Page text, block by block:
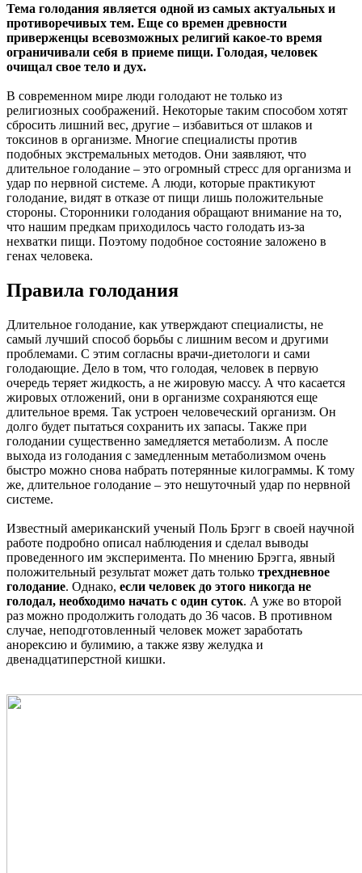
Тема голодания является одной из самых актуальных и
противоречивых тем. Еще со времен древности
приверженцы всевозможных религий какое-то время
ограничивали себя в приеме пищи. Голодая, человек
очищал свое тело и дух.
В современном мире люди голодают не только из
религиозных соображений. Некоторые таким способом хотят
сбросить лишний вес, другие – избавиться от шлаков и
токсинов в организме. Многие специалисты против
подобных экстремальных методов. Они заявляют, что
длительное голодание – это огромный стресс для организма и
удар по нервной системе. А люди, которые практикуют
голодание, видят в отказе от пищи лишь положительные
стороны. Сторонники голодания обращают внимание на то,
что нашим предкам приходилось часто голодать из-за
нехватки пищи. Поэтому подобное состояние заложено в
генах человека.
Правила голодания
Длительное голодание, как утверждают специалисты, не
самый лучший способ борьбы с лишним весом и другими
проблемами. С этим согласны врачи-диетологи и сами
голодающие. Дело в том, что голодая, человек в первую
очередь теряет жидкость, а не жировую массу. А что касается
жировых отложений, они в организме сохраняются еще
длительное время. Так устроен человеческий организм. Он
долго будет пытаться сохранить их запасы. Также при
голодании существенно замедляется метаболизм. А после
выхода из голодания с замедленным метаболизмом очень
быстро можно снова набрать потерянные килограммы. К тому
же, длительное голодание – это нешуточный удар по нервной
системе.
Известный американский ученый Поль Брэгг в своей научной
работе подробно описал наблюдения и сделал выводы
проведенного им эксперимента. По мнению Брэгга, явный
положительный результат может дать только трехдневное
голодание. Однако, если человек до этого никогда не
голодал, необходимо начать с один суток. А уже во второй
раз можно продолжить голодать до 36 часов. В противном
случае, неподготовленный человек может заработать
анорексию и булимию, а также язву желудка и
двенадцатиперстной кишки.